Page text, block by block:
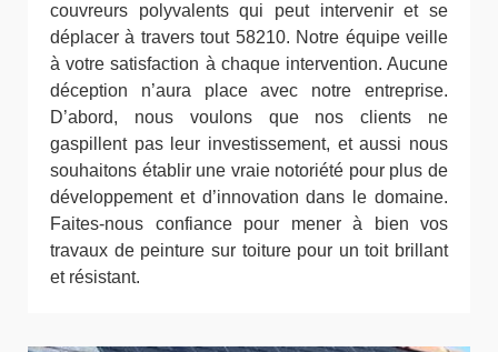
couvreurs polyvalents qui peut intervenir et se
déplacer à travers tout 58210. Notre équipe veille
à votre satisfaction à chaque intervention. Aucune
déception n’aura place avec notre entreprise.
D’abord, nous voulons que nos clients ne
gaspillent pas leur investissement, et aussi nous
souhaitons établir une vraie notoriété pour plus de
développement et d’innovation dans le domaine.
Faites-nous confiance pour mener à bien vos
travaux de peinture sur toiture pour un toit brillant
et résistant.